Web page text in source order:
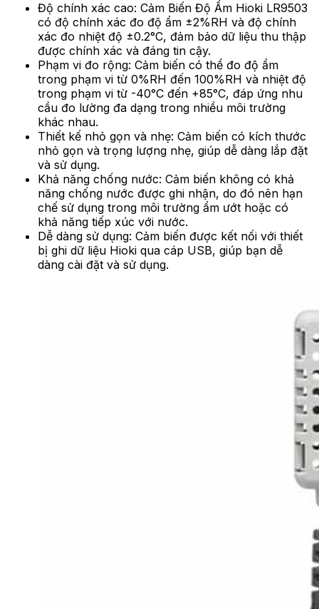
Độ chính xác cao: Cảm Biến Độ Ẩm Hioki LR9503
có độ chính xác đo độ ẩm ±2%RH và độ chính
xác đo nhiệt độ ±0.2°C, đảm bảo dữ liệu thu thập
được chính xác và đáng tin cậy.
Phạm vi đo rộng: Cảm biến có thể đo độ ẩm
trong phạm vi từ 0%RH đến 100%RH và nhiệt độ
trong phạm vi từ -40°C đến +85°C, đáp ứng nhu
cầu đo lường đa dạng trong nhiều môi trường
khác nhau.
Thiết kế nhỏ gọn và nhẹ: Cảm biến có kích thước
nhỏ gọn và trọng lượng nhẹ, giúp dễ dàng lắp đặt
và sử dụng.
Khả năng chống nước: Cảm biến không có khả
năng chống nước được ghi nhận, do đó nên hạn
chế sử dụng trong môi trường ẩm ướt hoặc có
khả năng tiếp xúc với nước.
Dễ dàng sử dụng: Cảm biến được kết nối với thiết
bị ghi dữ liệu Hioki qua cáp USB, giúp bạn dễ
dàng cài đặt và sử dụng.